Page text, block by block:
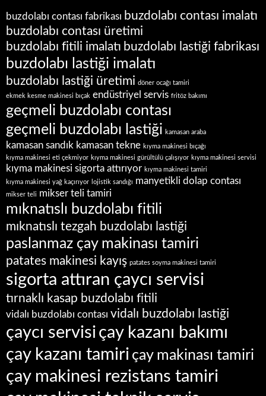
buzdolabı contası fabrikası buzdolabı contası imalatı
buzdolabı contası üretimi
buzdolabı fitili imalatı buzdolabı lastiği fabrikası
buzdolabı lastiği imalatı
buzdolabı lastiği üretimi döner ocağı tamiri
ekmek kesme makinesi bıçak endüstriyel servis fritöz bakımı
geçmeli buzdolabı contası
geçmeli buzdolabı lastiği kamasan araba
kamasan sandık kamasan tekne kıyma makinesi bıçağı
kıyma makinesi eti çekmiyor kıyma makinesi gürültülü çalışıyor kıyma makinesi servisi
kıyma makinesi sigorta attırıyor kıyma makinesi tamiri
kıyma makinesi yağ kaçırıyor
lojistik sandığı manyetikli dolap contası
mikser teli mikser teli tamiri
mıknatıslı buzdolabı fitili
mıknatıslı tezgah buzdolabı lastiği
paslanmaz çay makinası tamiri
patates makinesi kayış patates soyma makinesi tamiri
sigorta attıran çaycı servisi
tırnaklı kasap buzdolabı fitili
vidalı buzdolabı contası vidalı buzdolabı lastiği
çaycı servisi çay kazanı bakımı
çay kazanı tamiri çay makinası tamiri
çay makinesi rezistans tamiri